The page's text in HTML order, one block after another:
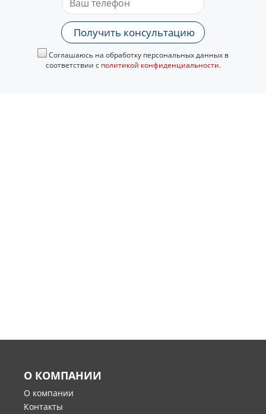
Получить консультацию
Соглашаюсь на обработку персональных данных в
соответствии с политикой конфиденциальности.
О КОМПАНИИ
О компании
Контакты